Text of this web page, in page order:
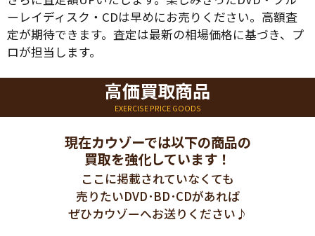
ーレイディスク・CDは早めにお売りください。高額査
定が期待できます。査定は最新の相場価格に基づき、プ
ロが担当します。
高価買取商品
EXERCISE PRICE GOODS
現在カウゾーでは以下の商品の
買取を強化しています！
ここに掲載されていなくても
売りたいDVD･BD･CDがあれば
ぜひカウゾーへお送りください♪